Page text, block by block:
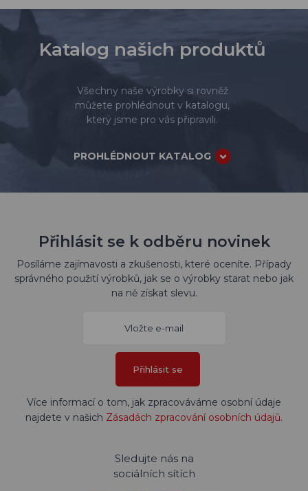
Katalog našich produktů
Všechny naše výrobky si rovněž
můžete prohlédnout v katalogu,
který jsme pro vás připravili.
PROHLÉDNOUT KATALOG
Přihlásit se k odběru novinek
Posíláme zajímavosti a zkušenosti, které oceníte. Případy
správného použití výrobků, jak se o výrobky starat nebo jak
na ně získat slevu.
Přihlásit se
Více informací o tom, jak zpracováváme osobní údaje
najdete v našich Zásadách zpracování osobních údajů.
Sledujte nás na
sociálních sítích